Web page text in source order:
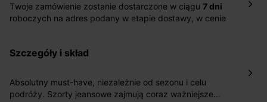
Twoje zamówienie zostanie dostarczone w ciągu 7 dni
roboczych na adres podany w etapie dostawy, w cenie
pośrednictwem DHL Express.
roboczych do wybranego przez Ciebie paczkomatu , a
koszt przesyłki wynosi 9,40 zł.
szczegóły i skład
Absolutny must-have, niezależnie od sezonu i celu
podróży. Szorty jeansowe zajmują coraz ważniejsze